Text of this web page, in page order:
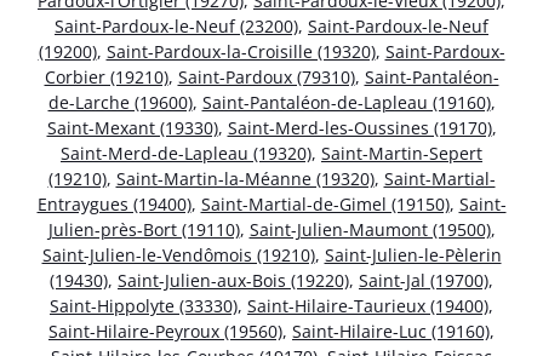
Saint-Pardoux-le-Neuf (23200), Saint-Pardoux-le-Neuf
(19200), Saint-Pardoux-la-Croisille (19320), Saint-Pardoux-
Corbier (19210), Saint-Pardoux (79310), Saint-Pantaléon-
de-Larche (19600), Saint-Pantaléon-de-Lapleau (19160),
Saint-Mexant (19330), Saint-Merd-les-Oussines (19170),
Saint-Merd-de-Lapleau (19320), Saint-Martin-Sepert
(19210), Saint-Martin-la-Méanne (19320), Saint-Martial-
Entraygues (19400), Saint-Martial-de-Gimel (19150), Saint-
Julien-près-Bort (19110), Saint-Julien-Maumont (19500),
Saint-Julien-le-Vendômois (19210), Saint-Julien-le-Pèlerin
(19430), Saint-Julien-aux-Bois (19220), Saint-Jal (19700),
Saint-Hippolyte (33330), Saint-Hilaire-Taurieux (19400),
Saint-Hilaire-Peyroux (19560), Saint-Hilaire-Luc (19160),